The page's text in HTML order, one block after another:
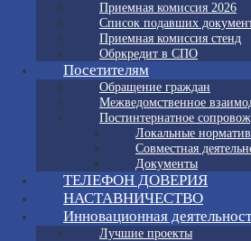
Приемная комиссия 2026
Список подавших
Приемная комиссия стенд
Обркредит в СПО
Посетителям
Обращение граждан
Межведомственное
Постинтернатное
Локальные
Совместная
Документы
ТЕЛЕФОН ДОВЕРИЯ
НАСТАВНИЧЕСТВО
Инновационная
Лучшие проекты